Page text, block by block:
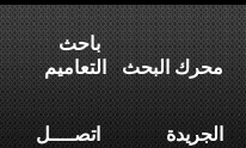
البحث
باحث
التعاميم
اتصــــل